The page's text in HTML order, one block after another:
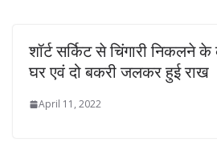
शॉर्ट सर्किट से चिंगारी निकलने
घर एवं दो बकरी जलकर हुई राख
April 11, 2022